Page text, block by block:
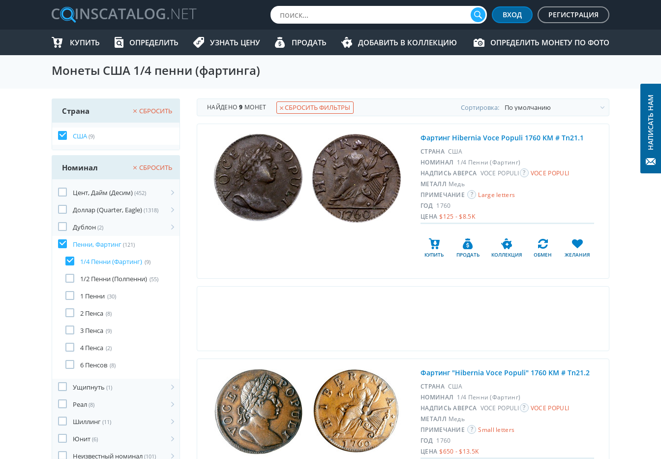
ВХОД РЕГИСТРАЦИЯ
КУПИТЬ ОПРЕДЕЛИТЬ УЗНАТЬ ЦЕНУ ПРОДАТЬ ДОБАВИТЬ В КОЛЛЕКЦИЮ ОПРЕДЕЛИТЬ МОНЕТУ ПО ФОТО
Монеты США 1/4 пенни (фартинга)
Страна СБРОСИТЬ
США (9)
Номинал СБРОСИТЬ
Цент, Дайм (Десим) (452)
Доллар (Quarter, Eagle) (1318)
Дублон (2)
Пенни, Фартинг (121)
1/4 Пенни (Фартинг) (9)
1/2 Пенни (Полпенни) (55)
1 Пенни (30)
2 Пенса (8)
3 Пенса (9)
4 Пенса (2)
6 Пенсов (8)
Ущипнуть (1)
Реал (8)
Шиллинг (11)
Юнит (6)
Неизвестный номинал (101)
НАЙДЕНО9 МОНЕТ СБРОСИТЬ ФИЛЬТРЫ Cортировка:
Фартинг Hibernia Voce Populi 1760 KM # Tn21.1
СТРАНА США
НОМИНАЛ 1/4 Пенни (Фартинг)
НАДПИСЬ АВЕРСА VOCE POPULI
VOCE POPULI
МЕТАЛЛ Медь
ПРИМЕЧАНИЕ
Large letters
ГОД 1760
ЦЕНА $125 - $8.5K
КУПИТЬ ПРОДАТЬ КОЛЛЕКЦИЯ ОБМЕН ЖЕЛАНИЯ
Фартинг "Hibernia Voce Populi" 1760 KM # Tn21.2
СТРАНА США
НОМИНАЛ 1/4 Пенни (Фартинг)
НАДПИСЬ АВЕРСА VOCE POPULI
VOCE POPULI
МЕТАЛЛ Медь
ПРИМЕЧАНИЕ
Small letters
ГОД 1760
ЦЕНА $650 - $13.5K
НАПИСАТЬ НАМ